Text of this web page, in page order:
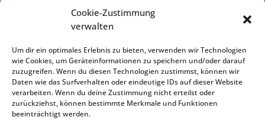
Cookie-Zustimmung
verwalten
Um dir ein optimales Erlebnis zu bieten, verwenden wir Technologien
wie Cookies, um Geräteinformationen zu speichern und/oder darauf
zuzugreifen. Wenn du diesen Technologien zustimmst, können wir
Daten wie das Surfverhalten oder eindeutige IDs auf dieser Website
verarbeiten. Wenn du deine Zustimmung nicht erteilst oder
zurückziehst, können bestimmte Merkmale und Funktionen
beeinträchtigt werden.
KINDER UND JUGEND
KONTAKT
SPENDENKONTO
Sozialbank
IBAN: DE72 3702 0500 0001 5520 00